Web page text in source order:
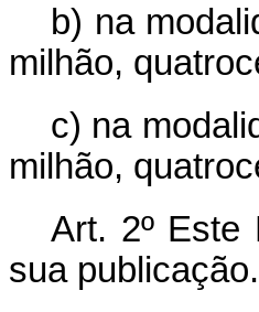
b) na
milhão,
c) na
milhão,
Art. 2º Este
sua publicação.